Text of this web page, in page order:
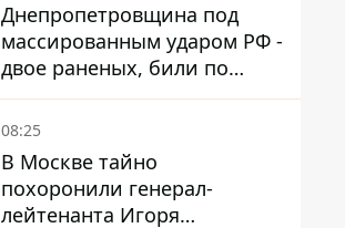
Днепропетровщина под
массированным ударом РФ -
двое раненых, били по
Никопольщине и
Синельниковщине
08:25
В Москве тайно
похоронили генерал-
лейтенанта Игоря